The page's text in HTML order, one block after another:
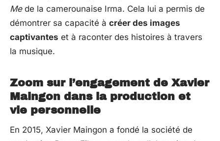
Mede la camerounaise Irma. Cela lui a permis de
démontrer sa capacité à créer des images
captivantes et à raconter des histoires à travers
la musique.
Zoom sur l’engagement de Xavier
Maingon dans la production et
vie personnelle
En 2015, Xavier Maingon a fondé la société de